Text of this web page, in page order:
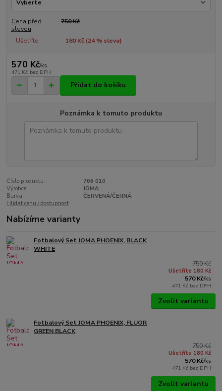
Cena před
slevou
750 Kč
Ušetříte 180 Kč (24% sleva)
570 Kč/ks
471 Kč bez DPH
Přidat do košíku
Poznámka k tomuto produktu
Číslo produktu:
766 010
Výrobce:
JOMA
Barva:
ČERVENÁ/ČERNÁ
Hlídat cenu / dostupnost
Nabízíme varianty
Fotbalový Set JOMA PHOENIX, BLACK
WHITE
750 Kč
Ušetříte 180 Kč
570 Kč/ks
471 Kč bez DPH
Zvolit variantu
Fotbalový Set JOMA PHOENIX, FLUOR
GREEN BLACK
750 Kč
Ušetříte 180 Kč
570 Kč/ks
471 Kč bez DPH
Zvolit variantu